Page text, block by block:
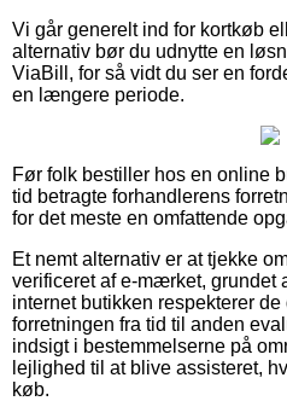
Vi går generelt ind for kortkøb
alternativ bør du udnytte en
ViaBill, for så vidt du ser en
en længere periode.
Før folk bestiller hos en online
tid betragte forhandlerens
for det meste en omfattende
Et nemt alternativ er at tjekke
verificeret af e-mærket, grundet
internet butikken respekterer
forretningen fra tid til anden
indsigt i bestemmelserne på
lejlighed til at blive assisteret,
køb.